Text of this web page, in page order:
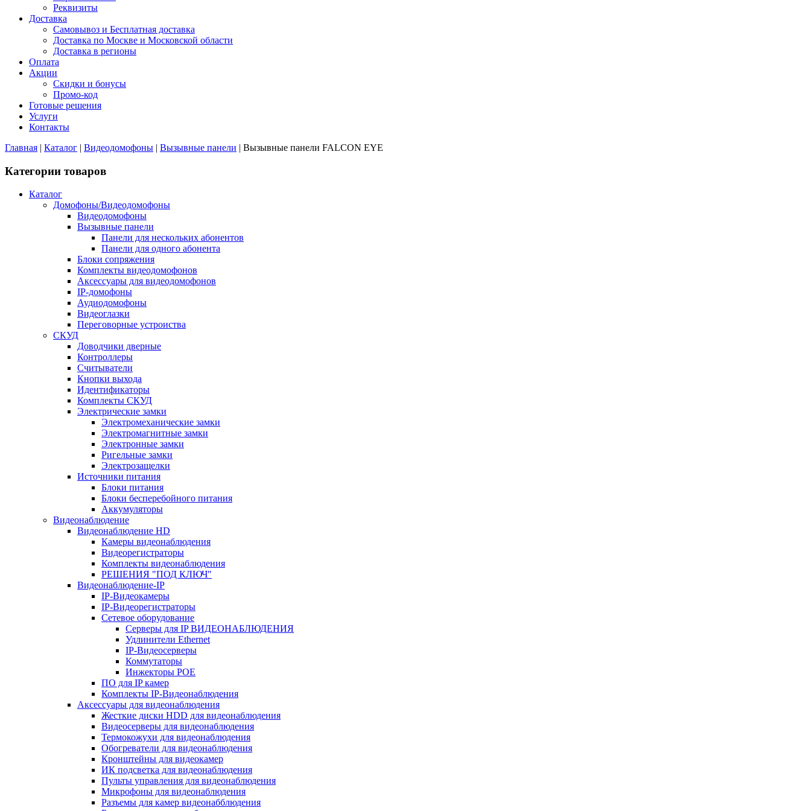
Реквизиты
Доставка
Самовывоз и Бесплатная доставка
Доставка по Москве и Московской области
Доставка в регионы
Оплата
Акции
Скидки и бонусы
Промо-код
Готовые решения
Услуги
Контакты
Главная | Каталог | Видеодомофоны | Вызывные панели | Вызывные панели FALCON EYE
Категории товаров
Каталог
Домофоны/Видеодомофоны
Видеодомофоны
Вызывные панели
Панели для нескольких абонентов
Панели для одного абонента
Блоки сопряжения
Комплекты видеодомофонов
Аксессуары для видеодомофонов
IP-домофоны
Аудиодомофоны
Видеоглазки
Переговорные устроиства
СКУД
Доводчики дверные
Контроллеры
Считыватели
Кнопки выхода
Идентификаторы
Комплекты СКУД
Электрические замки
Электромеханические замки
Электромагнитные замки
Электронные замки
Ригельные замки
Электрозащелки
Источники питания
Блоки питания
Блоки бесперебойного питания
Аккумуляторы
Видеонаблюдение
Видеонаблюдение HD
Камеры видеонаблюдения
Видеорегистраторы
Комплекты видеонаблюдения
РЕШЕНИЯ "ПОД КЛЮЧ"
Видеонаблюдение-IP
IP-Видеокамеры
IP-Видеорегистраторы
Сетевое оборудование
Серверы для IP ВИДЕОНАБЛЮДЕНИЯ
Удлинители Ethernet
IP-Видеосерверы
Коммутаторы
Инжекторы POE
ПО для IP камер
Комплекты IP-Видеонаблюдения
Аксессуары для видеонаблюдения
Жесткие диски HDD для видеонаблюдения
Видеосерверы для видеонаблюдения
Термокожухи для видеонаблюдения
Обогреватели для видеонаблюдения
Кронштейны для видеокамер
ИК подсветка для видеонаблюдения
Пульты управления для видеонаблюдения
Микрофоны для видеонаблюдения
Разъемы для камер видеонабблюдения